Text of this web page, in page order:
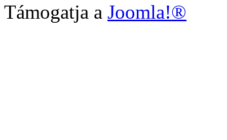
Támogatja a Joomla!®